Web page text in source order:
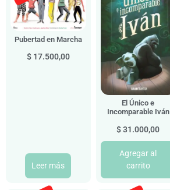
Pubertad en Marcha
$17.500,00
Leer más
El Único e
Incomparable Iván
$31.000,00
Agregar al
carrito